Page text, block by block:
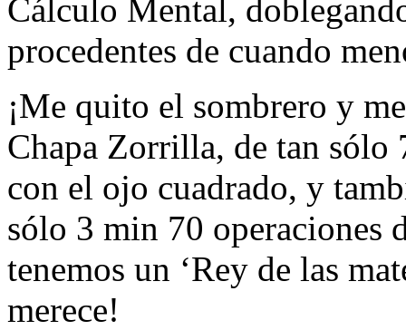
Cálculo Mental,
procedentes de cuando
¡Me quito el sombrero y
Chapa Zorrilla, de tan sólo
con el ojo cuadrado, y
sólo 3 min 70 operaciones
tenemos un ‘Rey de las
merece!